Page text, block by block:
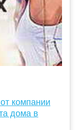
компании
дома в